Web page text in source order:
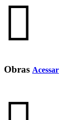
Obras Acessar